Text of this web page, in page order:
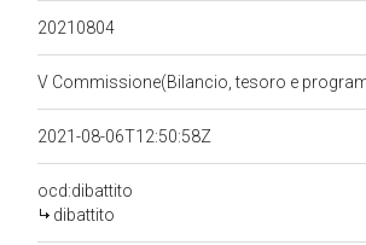
20210804
V Commissione(Bilancio, tesoro e
2021-08-06T12:50:58Z
ocd:dibattito
dibattito